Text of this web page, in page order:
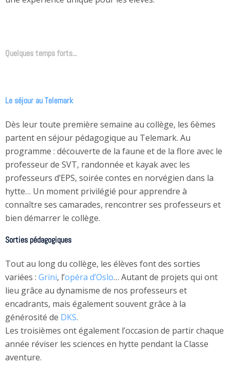
Quelques temps forts...
Le séjour au Telemark
Dès leur toute première semaine au collège, les 6èmes
partent en séjour pédagogique au Telemark. Au
programme : découverte de la faune et de la flore avec le
professeur de SVT, randonnée et kayak avec les
professeurs d’EPS, soirée contes en norvégien dans la
hytte… Un moment privilégié pour apprendre à
connaître ses camarades, rencontrer ses professeurs et
bien démarrer le collège.
Sorties pédagogiques
Tout au long du collège, les élèves font des sorties
variées : Grini, l’opéra d’Oslo… Autant de projets qui ont
lieu grâce au dynamisme de nos professeurs et
encadrants, mais également souvent grâce à la
générosité de DKS.
Les troisièmes ont également l’occasion de partir chaque
année réviser les sciences en hytte pendant la Classe
aventure.